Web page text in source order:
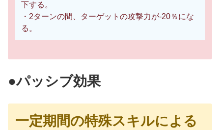
下する。
・2ターンの間、ターゲットの攻撃力が-20％にな
る。
●パッシブ効果
一定期間の特殊スキルによる